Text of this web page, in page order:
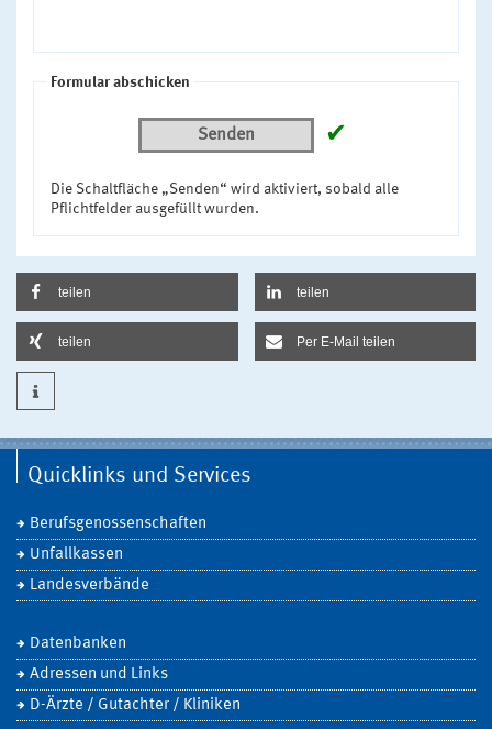
Formular abschicken
Senden ✔
Die Schaltfläche „Senden“ wird aktiviert, sobald alle
Pflichtfelder ausgefüllt wurden.
teilen teilen
teilen Per E-Mail teilen
Quicklinks und Services
Berufsgenossenschaften
Unfallkassen
Landesverbände
Datenbanken
Adressen und Links
D-Ärzte / Gutachter / Kliniken